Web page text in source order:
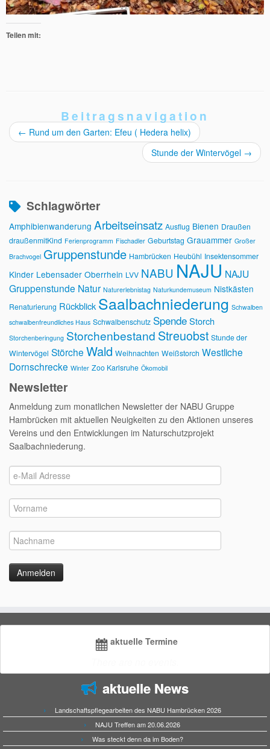
Teilen mit:
Beitragsnavigation
← Rund um den Garten: Efeu ( Hedera helix)
Stunde der Wintervögel →
Schlagwörter
Amphibienwanderung Arbeitseinsatz Ausflug Bienen Draußen
draußenmitKind Ferienprogramm Fischadler Geburtstag Grauammer Großer
Brachvogel Gruppenstunde Hambrücken Heubühl Insektensommer
Kinder Lebensader Oberrhein LVV NABU NAJU NAJU
Gruppenstunde Natur Naturerlebnistag Naturkundemuseum Nistkästen
Renaturierung Rückblick Saalbachniederung Schwalben
schwalbenfreundliches Haus Schwalbenschutz SpendeStorch
Storchenberingung Storchenbestand Streuobst Stunde der
Wintervögel Störche Wald Weihnachten Weißstorch Westliche
Dornschrecke Winter Zoo Karlsruhe Ökomobil
Newsletter
Anmeldung zum monatlichen Newsletter der NABU Gruppe
Hambrücken mit aktuellen Neuigkeiten zu den Aktionen unseres
Vereins und den Entwicklungen im Naturschutzprojekt
Saalbachniederung.
aktuelle Termine
aktuelle News
Landschaftspflegearbeiten des NABU Hambrücken 2026
NAJU Treffen am 20.06.2026
Was steckt denn da im Boden?